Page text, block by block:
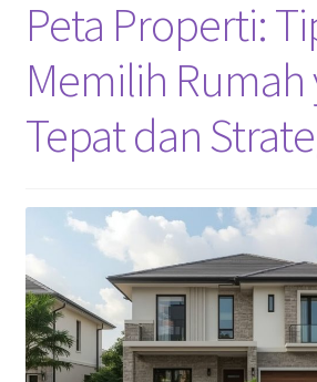
Peta Properti:
Memilih Rumah
Tepat dan